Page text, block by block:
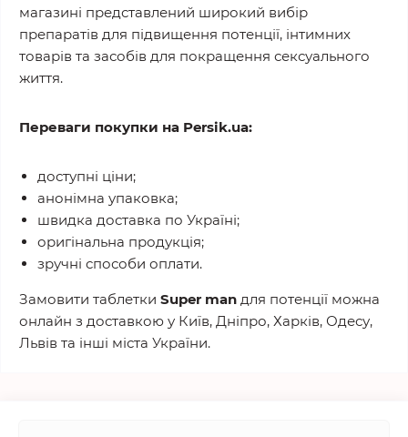
магазині представлений широкий вибір
препаратів для підвищення потенції, інтимних
товарів та засобів для покращення сексуального
життя.
Переваги покупки на Persik.ua:
доступні ціни;
анонімна упаковка;
швидка доставка по Україні;
оригінальна продукція;
зручні способи оплати.
Замовити таблетки Super man для потенції можна
онлайн з доставкою у Київ, Дніпро, Харків, Одесу,
Львів та інші міста України.